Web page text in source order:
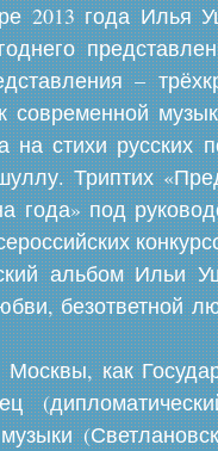
2013 года Илья
–
стихи русских
Триптих
под
альбом Ильи
безответной
как